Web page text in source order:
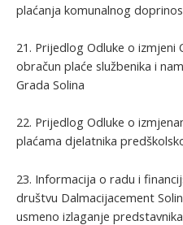
plaćanja komunalnog
21. Prijedlog Odluke o izmjeni
obračun plaće službenika i
Grada Solina
22. Prijedlog Odluke o
plaćama djelatnika
23. Informacija o radu i
društvu Dalmacijacement
usmeno izlaganje